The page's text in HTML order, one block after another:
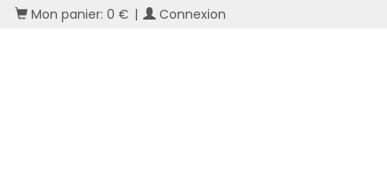
Mon panier: 0 € | Connexion